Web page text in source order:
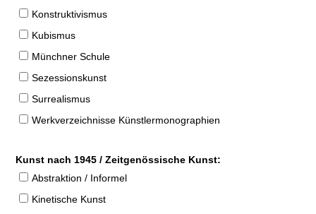
Konstruktivismus
Kubismus
Münchner Schule
Sezessionskunst
Surrealismus
Werkverzeichnisse Künstlermonographien
Kunst nach 1945 / Zeitgenössische Kunst:
Abstraktion / Informel
Kinetische Kunst